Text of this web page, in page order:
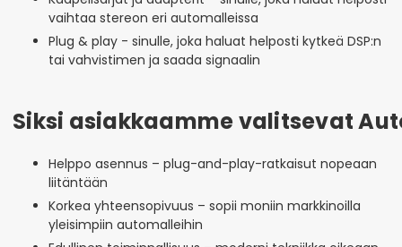
vaihtaa stereon eri automalleissa
Plug & play - sinulle, joka haluat helposti kytkeä DSP:n
tai vahvistimen ja saada signaalin
Siksi asiakkaamme valitsevat
Helppo asennus – plug-and-play-ratkaisut nopeaan
liitäntään
Korkea yhteensopivuus – sopii moniin markkinoilla
yleisimpiin automalleihin